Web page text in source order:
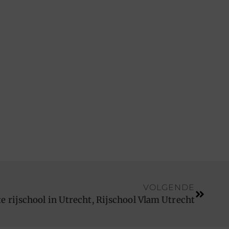
VOLGENDE
rijschool in Utrecht, Rijschool Vlam Utrecht